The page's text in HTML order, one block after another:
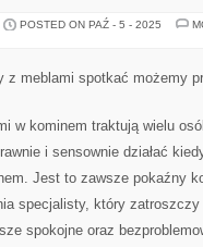
POSTED ON PAŹ - 5 - 2025
z meblami spotkać możemy
w kominem traktują wielu
i sensownie działać
Jest to zawsze pokaźny
specjalisty, który
spokojne oraz